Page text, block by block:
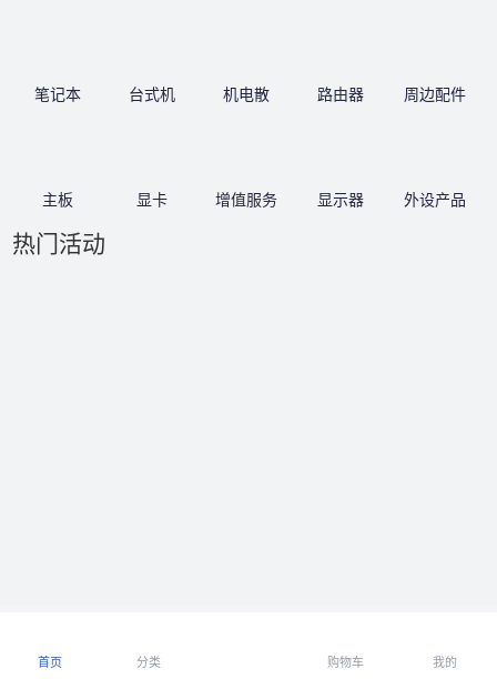
笔记本
主板
台式机
显卡
机电散
增值服务
路由器
显示器
周边配件
外设产品
热门活动
首页 分类 购物车 我的